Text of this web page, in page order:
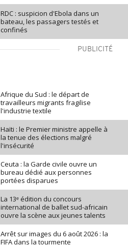
RDC : suspicion d'Ebola dans un
bateau, les passagers testés et
confinés
PUBLICITÉ
Afrique du Sud : le départ de
travailleurs migrants fragilise
l'industrie textile
Haïti : le Premier ministre appelle à
la tenue des élections malgré
l'insécurité
Ceuta : la Garde civile ouvre un
bureau dédié aux personnes
portées disparues
La 13ᵉ édition du concours
international de ballet sud-africain
ouvre la scène aux jeunes talents
Arrêt sur images du 6 août 2026 : la
FIFA dans la tourmente